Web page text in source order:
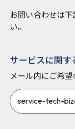
お問い合わせは
い。
サービスに関
メール内にご希望
service-tech-